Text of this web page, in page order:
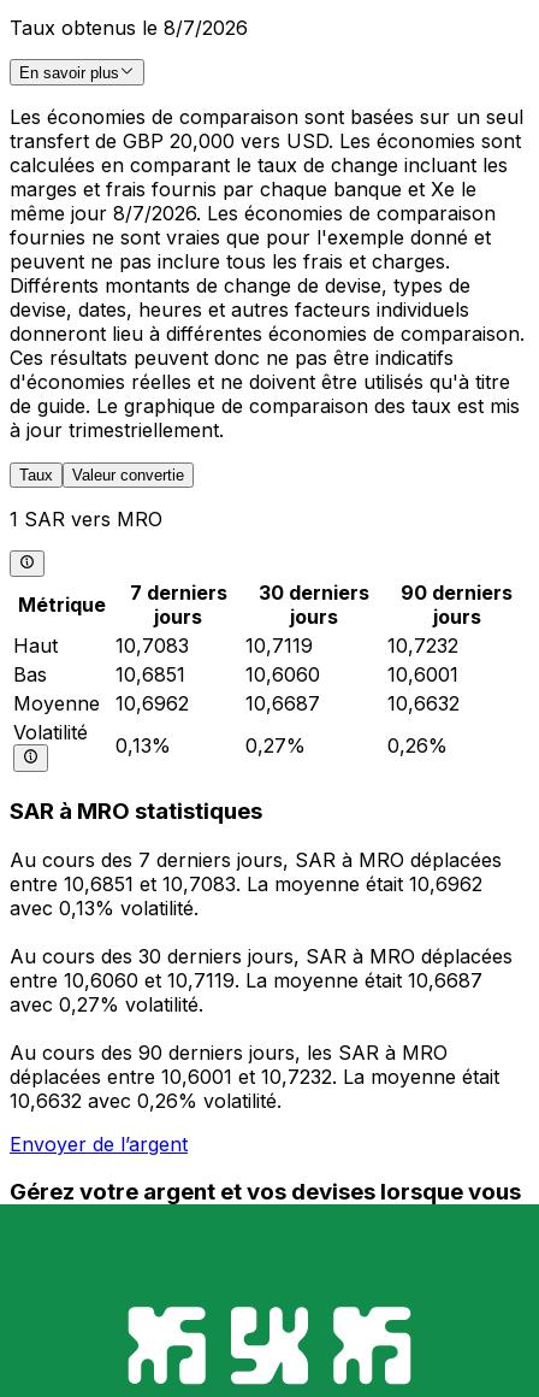
Taux obtenus le 8/7/2026
En savoir plus
Les économies de comparaison sont basées sur un seul
transfert de GBP 20,000 vers USD. Les économies sont
calculées en comparant le taux de change incluant les
marges et frais fournis par chaque banque et Xe le
même jour 8/7/2026. Les économies de comparaison
fournies ne sont vraies que pour l'exemple donné et
peuvent ne pas inclure tous les frais et charges.
Différents montants de change de devise, types de
devise, dates, heures et autres facteurs individuels
donneront lieu à différentes économies de comparaison.
Ces résultats peuvent donc ne pas être indicatifs
d'économies réelles et ne doivent être utilisés qu'à titre
de guide. Le graphique de comparaison des taux est mis
à jour trimestriellement.
Taux Valeur convertie
1 SAR vers MRO
Métrique
7 derniers
jours
30 derniers
jours
90 derniers
jours
Haut
10,7083 10,7119
10,7232
Bas
10,6851 10,6060
10,6001
Moyenne
10,6962 10,6687
10,6632
Volatilité
0,13% 0,27% 0,26%
SAR à MRO statistiques
Au cours des 7 derniers jours, SAR à MRO déplacées
entre 10,6851 et 10,7083. La moyenne était 10,6962
avec 0,13% volatilité.
Au cours des 30 derniers jours, SAR à MRO déplacées
entre 10,6060 et 10,7119. La moyenne était 10,6687
avec 0,27% volatilité.
Au cours des 90 derniers jours, les SAR à MRO
déplacées entre 10,6001 et 10,7232. La moyenne était
10,6632 avec 0,26% volatilité.
Envoyer de l’argent
Gérez votre argent et vos devises lorsque vous
et la gestion de vos devises. Convertissez des devises,
programmez des alertes de taux et transférez de
l'argent à l'étranger sans frais cachés. Téléchargez
l'application dès aujourd'hui !